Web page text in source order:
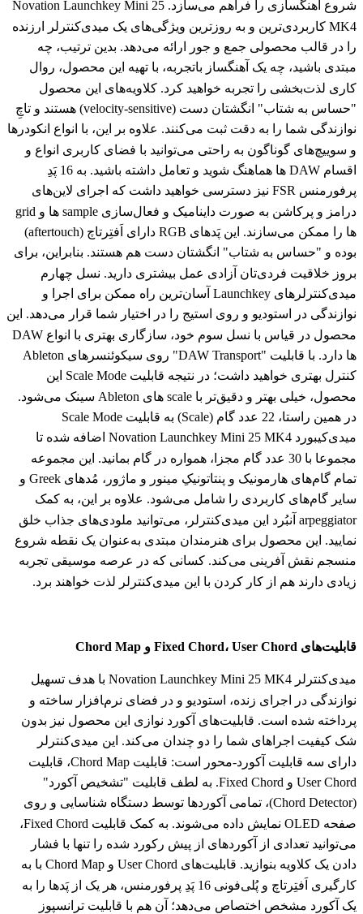
شروع آهنگسازی را فراهم می‌سازد. Novation Launchkey Mini 25
MK4 کاربردی‌ترین و به روزترین ویژگی‌های یک میدی‌کنترلر ارزنده
را در قالب محصولی جمع و جور ارائه می‌دهد. بدین ترتیب، چه
مبتدی باشید، چه یک آهنگساز باتجربه، با تهیه این محصول، روال
کاری لذت‌بخشی را تجربه خواهید کرد. کلاویه‌های این محصول
"حساس به شتاب" انگشتان دست (velocity-sensitive) هستند و تاچِ
نوازندگی شما را به دقت ثبت می‌کنند. علاوه بر این، با انواع انکودرها
و سوییچ‌های گوناگون به راحتی می‌توانید با فضای کاربری انواع و
اقسام DAW ها هماهنگ شوید و تعامل داشته باشید. به 16 پَدِ
پرفورمنس FSR نیز دسترسی خواهید داشت که اجرای لاین‌های
درامز و پرکاشن به صورت داینامیک و فعال‌سازی sample ها و grid
ها را ممکن می‌سازند. این پَدهای RGB دارای اَفتِرتاچ (aftertouch)
بوده و "حساس به شتاب" انگشتان دست هم هستند. بنابراین، برای
بروز خلاقیت فردی‌تان آزادی عمل بیشتری دارید. نسل چهارم
میدی‌کنترلرهای Launchkey آسان‌ترین راه ممکن برای اجرا و
نوازندگی در استودیو و روی استیج را در اختیار شما قرار می‌دهد. این
محصول در قیاس با نسل سوم خود، سازگاری بهتری با انواع DAW
ها دارد. با قابلیت "DAW Transport" روی سیکوئنسرهای Ableton
کنترل بهتری خواهید داشت؛ در نتیجه قابلیت Scale Mode این
محصول، خیلی بهتر و دقیق‌تر با scale های Ableton سینک می‌شود.
در همین راستا، 22 عدد گام (Scale) به قابلیت Scale Mode
میدی‌کیبورد Novation Launchkey Mini 25 MK4 اضافه شده تا
مجموعا با 30 عدد گام مجزا، همواره در گام بمانید. این مجموعه
تمام گام‌های هارمونیک و پنتاتونیکِ مینور و ماژور، مُدهای Greek و
سایر گام‌های کاربردی را شامل می‌شود. علاوه بر این، به کمک
arpeggiator آنبُرد این میدی‌کنترلر، می‌توانید ملودی‌های جذاب خلق
نمایید. این محصول برای هنرمندان مبتدی به‌عنوان یک نقطه شروع
منسجم نقش آفرینی می‌کند. کسانی که در عرصه موسیقی تجربه
زیادی دارند هم از کار کردن با این میدی‌کنترلر لذت خواهند برد.
قابلیت‌های Fixed Chord، User Chord و Chord Map
میدی‌کنترلر Novation Launchkey Mini 25 MK4 با هدف تسهیل
نوازندگی در اجرای زنده، استودیو و در فضای نرم‌‍افزار ساخته و
پرداخته شده است. قابلیت‌های آکورد نوازی این محصول نیز بدون
شک کیفیت اجراهای شما را دو چندان می‌کند. این میدی‌کنترلر
دارای سه قابلیت آکورد-محور است: قابلیت Chord Map، قابلیت
User Chord و Fixed Chord. به لطف قابلیت "تشخیص آکورد"
(Chord Detector)، تمامی آکوردها توسط دستگاه شناسایی و روی
صفحه OLED نمایش داده می‌شوند. به کمک قابلیت Fixed Chord،
می‌توانید تعدادی از آکوردهای از پیش رکورد شده را تنها با فشار
دادن یک کلاویه بنوازید. قابلیت‌های User Chord و Chord Map با به
کارگیری اَفتِرتاچ و پُلی‌فونی 16 پَدِ پرفورمنس، هر یک از پَدها را به
یک آکورد مشخص اختصاص می‌دهد؛ آن هم با قابلیت ترانسپوز